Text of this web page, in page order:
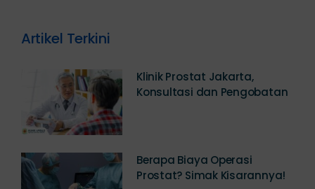
Klinik Prostat Jakarta,
Berapa Biaya Operasi